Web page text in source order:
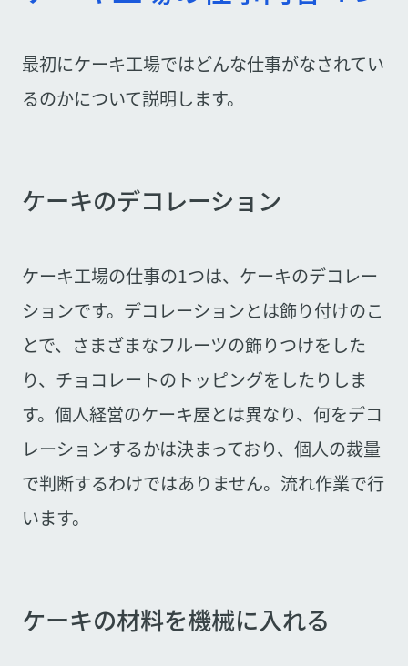
最初にケーキ工場ではどんな仕事がなされてい
るのかについて説明します。
ケーキのデコレーション
ケーキ工場の仕事の1つは、ケーキのデコレー
ションです。デコレーションとは飾り付けのこ
とで、さまざまなフルーツの飾りつけをした
り、チョコレートのトッピングをしたりしま
す。個人経営のケーキ屋とは異なり、何をデコ
レーションするかは決まっており、個人の裁量
で判断するわけではありません。流れ作業で行
います。
ケーキの材料を機械に入れる